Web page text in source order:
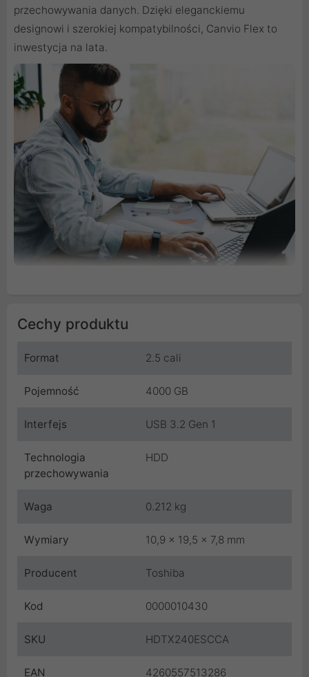
przechowywania danych. Dzięki eleganckiemu
designowi i szerokiej kompatybilności, Canvio Flex to
inwestycja na lata.
Cechy produktu
Format 2.5 cali
Pojemność 4000 GB
Interfejs USB 3.2 Gen 1
Technologia
przechowywania
HDD
Waga 0.212 kg
Wymiary ‎10,9 x 19,5 x 7,8 mm
Producent Toshiba
Kod 0000010430
SKU HDTX240ESCCA
EAN 4260557513286